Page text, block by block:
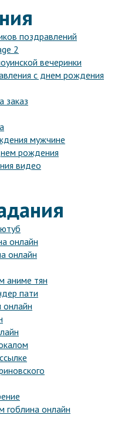
поздравлений
2
вечеринки
с днем рождения
заказ
мужчине
рождения
видео
онлайн
онлайн
аниме тян
пати
онлайн
гоблина онлайн